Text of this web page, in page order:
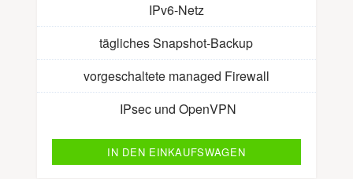
IPv6-Netz
tägliches Snapshot-Backup
vorgeschaltete managed Firewall
IPsec und OpenVPN
IN DEN EINKAUFSWAGEN